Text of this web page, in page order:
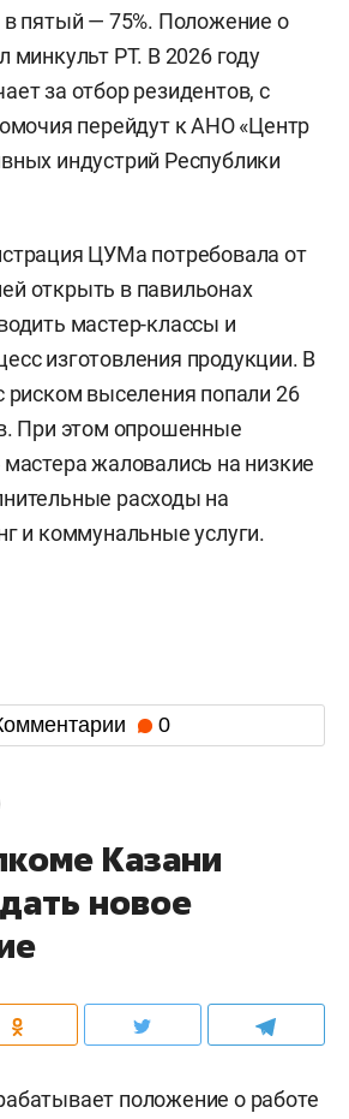
пятый — 75%. Положение о
минкульт РТ. В 2026 году
за отбор резидентов, с
перейдут к АНО «Центр
индустрий Республики
ЦУМа потребовала от
открыть в павильонах
мастер-классы и
изготовления продукции. В
риском выселения попали 26
При этом опрошенные
жаловались на низкие
расходы на
и коммунальные услуги.
0
Казани
новое
положение о работе